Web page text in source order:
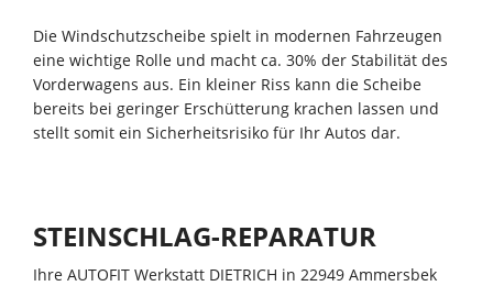
Die Windschutzscheibe spielt in modernen Fahrzeugen
eine wichtige Rolle und macht ca. 30% der Stabilität des
Vorderwagens aus. Ein kleiner Riss kann die Scheibe
bereits bei geringer Erschütterung krachen lassen und
stellt somit ein Sicherheitsrisiko für Ihr Autos dar.
STEINSCHLAG-REPARATUR
Ihre AUTOFIT Werkstatt DIETRICH in 22949 Ammersbek